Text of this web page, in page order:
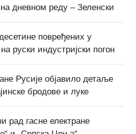
дневном реду – Зеленски
повређених у
руски индустријски погон
Русије објавило детаље
бродове и луке
рад гасне електране